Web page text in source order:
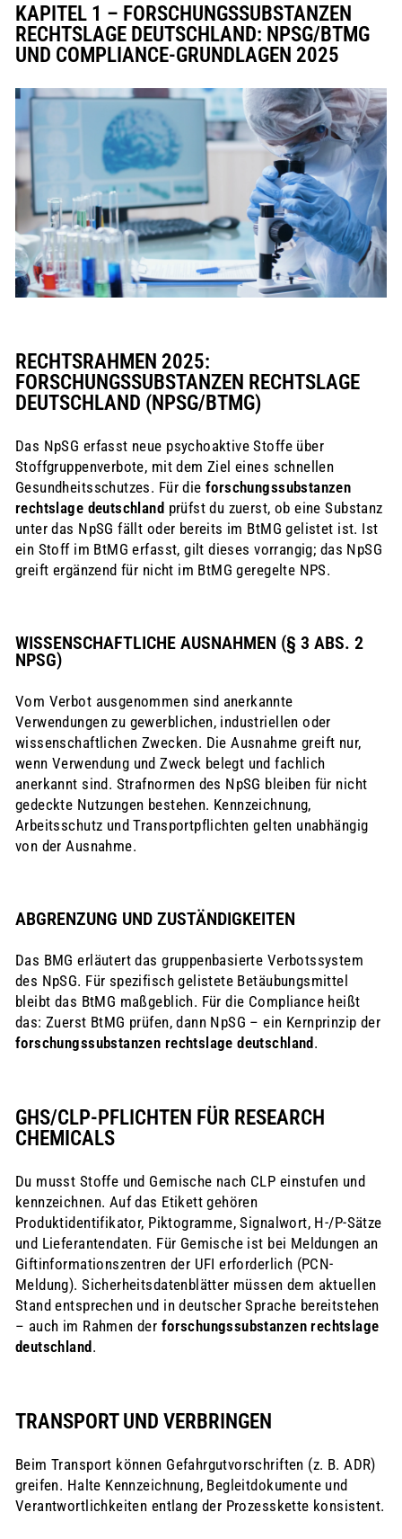
KAPITEL 1 – FORSCHUNGSSUBSTANZEN
RECHTSLAGE DEUTSCHLAND: NPSG/BTMG
UND COMPLIANCE-GRUNDLAGEN 2025
RECHTSRAHMEN 2025:
FORSCHUNGSSUBSTANZEN RECHTSLAGE
DEUTSCHLAND (NPSG/BTMG)
Das NpSG erfasst neue psychoaktive Stoffe über
Stoffgruppenverbote, mit dem Ziel eines schnellen
Gesundheitsschutzes. Für dieforschungssubstanzen
rechtslage deutschland prüfst du zuerst, ob eine Substanz
unter das NpSG fällt oder bereits im BtMG gelistet ist. Ist
ein Stoff im BtMG erfasst, gilt dieses vorrangig; das NpSG
greift ergänzend für nicht im BtMG geregelte NPS.
WISSENSCHAFTLICHE AUSNAHMEN (§ 3 ABS. 2
NPSG)
Vom Verbot ausgenommen sind anerkannte
Verwendungen zu gewerblichen, industriellen oder
wissenschaftlichen Zwecken. Die Ausnahme greift nur,
wenn Verwendung und Zweck belegt und fachlich
anerkannt sind. Strafnormen des NpSG bleiben für nicht
gedeckte Nutzungen bestehen. Kennzeichnung,
Arbeitsschutz und Transportpflichten gelten unabhängig
von der Ausnahme.
ABGRENZUNG UND ZUSTÄNDIGKEITEN
Das BMG erläutert das gruppenbasierte Verbotssystem
des NpSG. Für spezifisch gelistete Betäubungsmittel
bleibt das BtMG maßgeblich. Für die Compliance heißt
das: Zuerst BtMG prüfen, dann NpSG – ein Kernprinzip der
forschungssubstanzen rechtslage deutschland .
GHS/CLP-PFLICHTEN FÜR RESEARCH
CHEMICALS
Du musst Stoffe und Gemische nach CLP einstufen und
kennzeichnen. Auf das Etikett gehören
Produktidentifikator, Piktogramme, Signalwort, H‑/P‑Sätze
und Lieferantendaten. Für Gemische ist bei Meldungen an
Giftinformationszentren der UFI erforderlich (PCN-
Meldung). Sicherheitsdatenblätter müssen dem aktuellen
Stand entsprechen und in deutscher Sprache bereitstehen
– auch im Rahmen der forschungssubstanzen rechtslage
deutschland .
TRANSPORT UND VERBRINGEN
Beim Transport können Gefahrgutvorschriften (z. B. ADR)
greifen. Halte Kennzeichnung, Begleitdokumente und
Verantwortlichkeiten entlang der Prozesskette konsistent.